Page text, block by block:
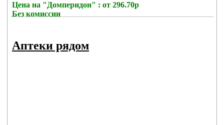
Цена на "Домперидон" : от 296.70р
Без комиссии
Аптеки рядом